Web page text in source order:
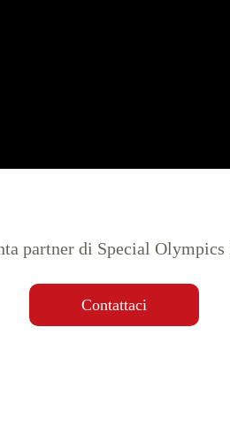
partner di Special
Contattaci